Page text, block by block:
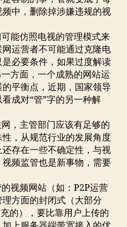
中，删除掉涉嫌违规的视
能仿照电视的管理模式来
运营者不可能通过克隆电
必要条件，如果过度解读
方面，一个成熟的网站运
平衡点，近期，国家领导
成对“管”字的另一种解
，主管部门应该有足够的
，从规范行业的发展角度
存在一些不确定性，与视
频监管也是新事物，需要
视频网站（如：P2P运营
方面的封闭式（大部分
的），要比靠用户上传的